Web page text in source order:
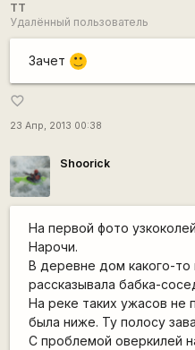
TT
Удалённый пользователь
Зачет :)
favorite_border
23 Апр, 2013 00:38
Shoorick
На первой фото
Нарочи.
В деревне дом какого-то
рассказывала бабка-
На реке таких ужасов не
была ниже. Ту полосу
С проблемой оверкилей